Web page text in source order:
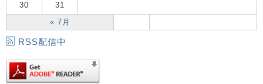
« 7月
30 31
RSS配信中